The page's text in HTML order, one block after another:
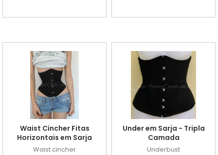
Waist Cincher Fitas
Horizontais em Sarja
Waist cincher
Under em Sarja - Tripla
Camada
Underbust